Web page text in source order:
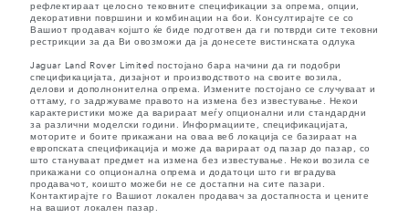
рефлектираат целосно тековните спецификации за опрема, опции,
декоративни површини и комбинации на бои. Консултирајте се со
Вашиот продавач којшто ќе биде подготвен да ги потврди сите тековни
рестрикции за да Ви овозможи да ја донесете вистинската одлука
Jaguar Land Rover Limited постојано бара начини да ги подобри
спецификацијата, дизајнот и производството на своите возила,
делови и дополнонителна опрема. Измените постојано се случуваат и
оттаму, го задржуваме правото на измена без известување. Некои
карактеристики може да варираат меѓу опционални или стандардни
за различни моделски години. Информациите, спецификацијата,
моторите и боите прикажани на оваа веб локација се базираат на
европската спецификација и може да варираат од пазар до пазар, со
што стануваат предмет на измена без известување. Некои возила се
прикажани со опционална опрема и додатоци што ги вградува
продавачот, коишто можеби не се достапни на сите пазари.
Контактирајте го Вашиот локален продавач за достапноста и цените
на вашиот локален пазар.